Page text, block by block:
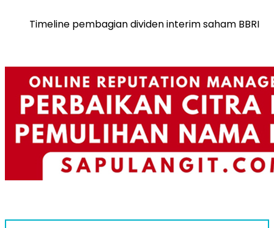
Timeline pembagian dividen interim saham BBRI